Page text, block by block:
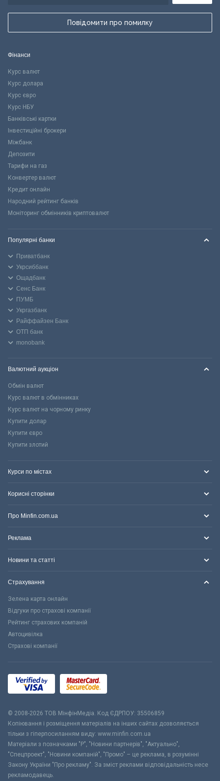
Повідомити про помилку
Фінанси
Курс валют
Курс долара
Курс євро
Курс НБУ
Банківські картки
Інвестиційні брокери
Міжбанк
Депозити
Тарифи на газ
Конвертер валют
Кредит онлайн
Народний рейтинг банків
Моніторинг обмінників криптовалют
Популярні банки
Приватбанк
Укрсиббанк
Ощадбанк
Сенс Банк
ПУМБ
Укргазбанк
Райффайзен Банк
ОТП банк
monobank
Валютний аукціон
Обмін валют
Курс валют в обмінниках
Курс валют на чорному ринку
Купити долар
Купити євро
Купити злотий
Курси по містах
Корисні сторінки
Про Minfin.com.ua
Реклама
Новини та статті
Страхування
Зелена карта онлайн
Відгуки про страхові компанії
Рейтинг страхових компаній
Автоцивілка
Страхові компанії
© 2008-2026 ТОВ МiнфiнМедiа. Код ЄДРПОУ: 35506859
Копіювання і розміщення матеріалів на інших сайтах дозволяється
тільки з гіперпосиланням виду: www.minfin.com.ua
Матеріали з позначками "Р", "Новини партнерів", "Актуально",
"Спецпроект", "Новини компаній", "Промо" – це реклама, в розумінні
Закону України "Про рекламу". За зміст реклами відповідальність несе
рекламодавець.